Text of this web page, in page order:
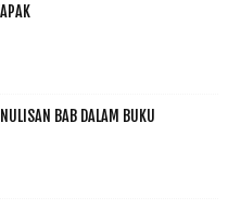
BAB DALAM BUKU